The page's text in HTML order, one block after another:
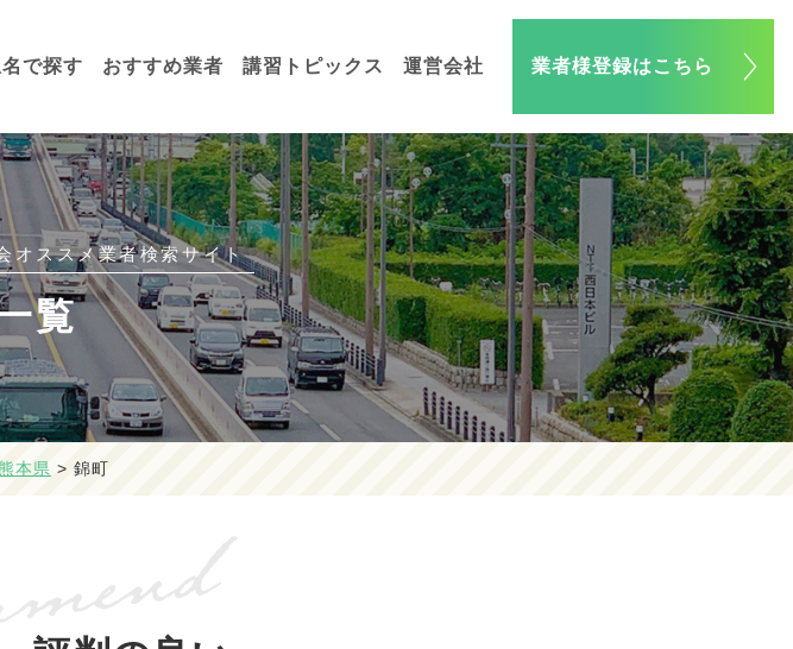
で探す おすすめ業者 講習トピックス 運営会社 業者様登録はこちら
オススメ業者検索サイト
覧
本県 >錦町